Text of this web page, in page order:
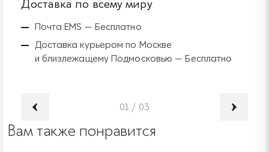
Доставка по всему миру
Почта EMS — Бесплатно
Доставка курьером по Москве
и близлежащему Подмосковью — Бесплатно
01 / 03
Вам также понравится